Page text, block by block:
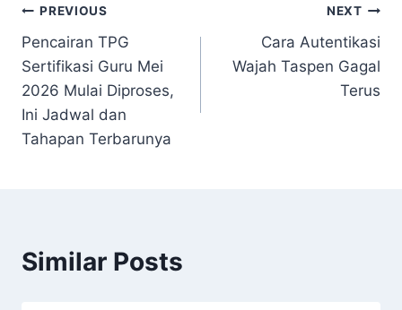
Navigasi
pos
PREVIOUS
Pencairan TPG
Sertifikasi Guru Mei
2026 Mulai Diproses,
Ini Jadwal dan
Tahapan Terbarunya
NEXT
Cara Autentikasi
Wajah Taspen Gagal
Terus
Similar Posts